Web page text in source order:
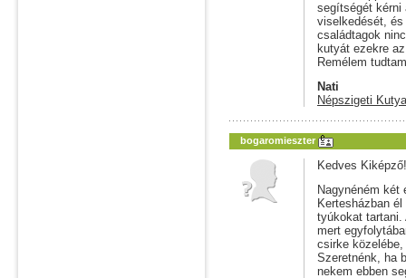
segítségét kérni
viselkedését,
családtagok
kutyát ezekre
Remélem
Nati
Népszigeti
bogaromieszter
Kedves Kiképző!
Nagynéném két
Kertesházban
tyúkokat tartani.
mert
csirke
Szeretnénk, ha
nekem ebben